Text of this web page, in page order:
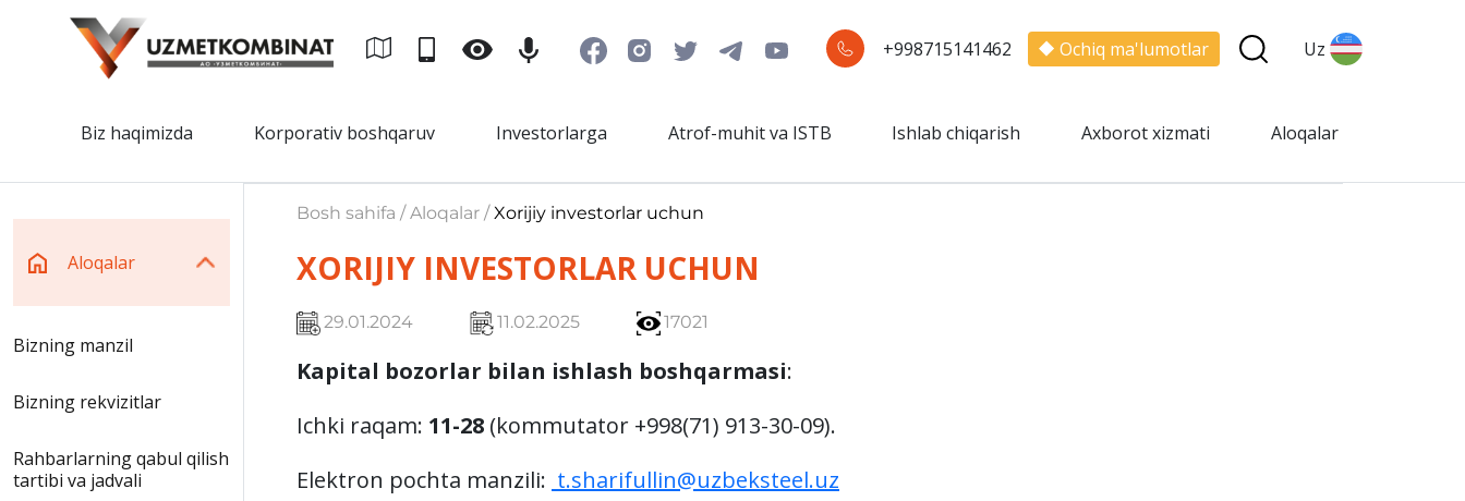
+998715141462 Ochiq ma'lumotlar Uz
Biz haqimizda Korporativ boshqaruv Investorlarga Atrof-muhit va ISTB Ishlab chiqarish Axborot xizmati Aloqalar
Aloqalar
Bizning manzil
Bizning rekvizitlar
Rahbarlarning qabul qilish
tartibi va jadvali
Bosh sahifa / Aloqalar /Xorijiy investorlar uchun
XORIJIY INVESTORLAR UCHUN
29.01.2024 11.02.2025 17021
Kapital bozorlar bilan ishlash boshqarmasi:
Ichki raqam: 11-28 (kommutator +998(71) 913-30-09).
Elektron pochta manzili: t.sharifullin@uzbeksteel.uz